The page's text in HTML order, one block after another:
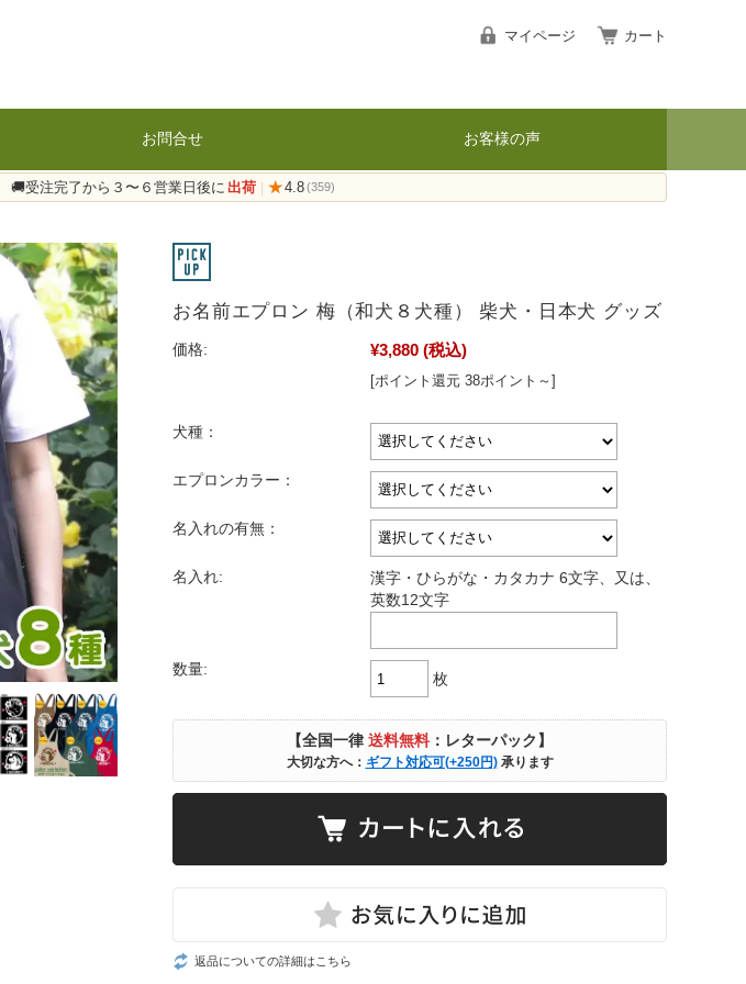
マイページ カート
お問合せ お客様の声
🚚受注完了から３〜６営業日後に 出荷 | ★4.8 (359)
お名前エプロン 梅（和犬８犬種） 柴犬・日本犬 グッズ
価格: ¥3,880 (税込)
[ポイント還元 38ポイント～]
犬種：
エプロンカラー：
名入れの有無：
名入れ:
漢字・ひらがな・カタカナ 6文字、又は、
英数12文字
数量:
枚
【全国一律送料無料 ：レターパック】
大切な方へ： ギフト対応可(+250円)承ります
返品についての詳細はこちら